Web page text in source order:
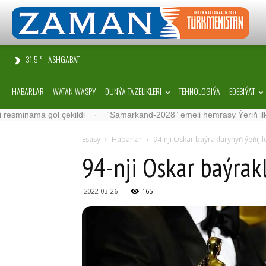
31.5 C ASHGABAT
HABARLAR WATAN WASPY DÜNÝÄ TÄZELIKLERI TEHNOLOGIÝA EDEBIÝAT
gol çekildi · “Samarkand-2028” emeli hemrasy Ýeriň ilkinji
Esasy Habarlar 94-nji Oskar baýraklarynyň
94-nji Oskar
2022-03-26 165